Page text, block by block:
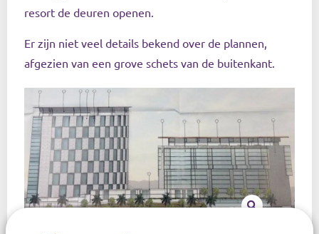
resort de deuren openen.
Er zijn niet veel details bekend over de plannen,
afgezien van een grove schets van de buitenkant.